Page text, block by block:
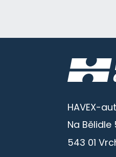
HAVEX-
Na Bělidle
543 01